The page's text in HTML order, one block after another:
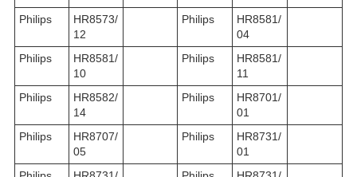
Philips
HR8573/
12
Philips
HR8581/
04
Philips
HR8581/
10
Philips
HR8581/
11
Philips
HR8582/
14
Philips
HR8701/
01
Philips
HR8707/
05
Philips
HR8731/
01